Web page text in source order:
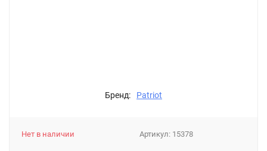
Бренд: Patriot
Артикул: 15378
Нет в наличии